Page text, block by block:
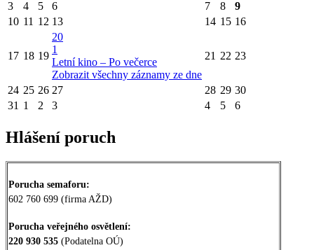
3
4 5 6 7 8
9
10 11 12 13 14 15 16
17 18 19
20
1
Letní kino – Po večerce
Zobrazit všechny záznamy ze dne
21 22 23
24 25 26 27 28 29 30
31 1 2 3 4 5 6
Hlášení poruch
Porucha semaforu:
602 760 699 (firma AŽD)
Porucha veřejného osvětlení:
220 930 535 (Podatelna OÚ)